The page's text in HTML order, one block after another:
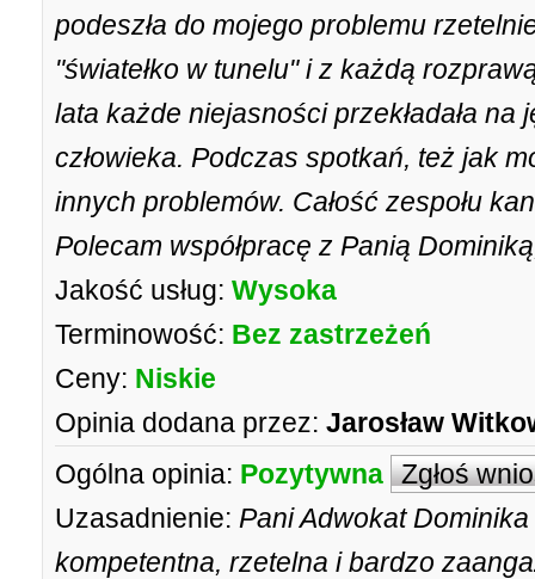
podeszła do mojego problemu
"światełko w tunelu" i z każdą
lata każde niejasności przekładała na
człowieka. Podczas spotkań, też jak
innych problemów. Całość zespołu
Polecam współpracę z Panią
Jakość usług: Wysoka
Terminowość: Bez zastrzeżeń
Ceny: Niskie
Opinia dodana przez: Jarosław
Ogólna opinia: Pozytywna Zgłoś
Uzasadnienie: Pani Adwokat
kompetentna, rzetelna i bardzo